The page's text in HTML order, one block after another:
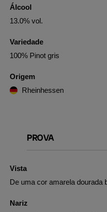
Álcool
13.0% vol.
Variedade
100% Pinot gris
Origem
Rheinhessen
PROVA
Vista
De uma cor amarela dourada
Nariz